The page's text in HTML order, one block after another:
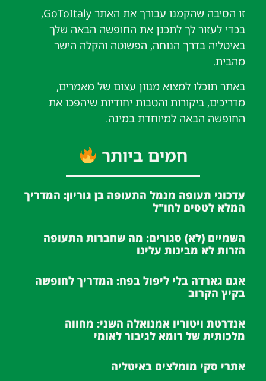
זו הסיבה שהקמנו עבורך את האתר GoToItaly,
בכדי לעזור לך לתכנן את החופשה הבאה שלך
באיטליה בדרך הנוחה, הפשוטה והקלה הישר
מהבית.
באתר תוכלו למצוא מגוון עצום של מאמרים,
מדריכים, ביקורות והטבות יחודיות שיהפכו את
החופשה הבאה למיוחדת במינה.
חמים ביותר
עדכוני תעופה מנמל התעופה בן גוריון: המדריך
המלא לטסים לחו"ל
השמיים (לא) סגורים: מה שחברות התעופה
הזרות לא מבינות עלינו
אגם גארדה בלי ליפול בפח: המדריך לחופשה
בקיץ הקרוב
אנדרטת ויטוריו אמנואלה השני: מחווה
מלכותית של רומא לגיבור לאומי
אתרי סקי מומלצים באיטליה